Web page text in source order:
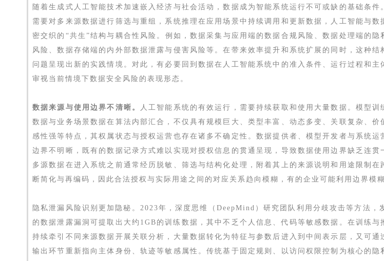
随着生成式人工智能技术加速嵌入经济与社会活动，数据成为智能系统运行不可或缺的基础条件
需要对多来源数据进行筛选与重组，系统推理在应用场景中持续调用和更新数据，人工智能与数
密交织的“共生”结构与耦合性风险。例如，数据采集与应用端的数据合规风险、数据处理端的隐
风险、数据存储端的内外部数据泄露与侵害风险等。在带来效率提升和系统扩展的同时，这种结
问题呈现出新的实践情境。对此，有必要回到数据在人工智能系统中的准入条件、运行过程和主
审视当前情境下数据安全风险的表现形态。
数据来源与使用边界不清晰。
人工智能系统的有效运行，需要持续获取和使用大量数据。模型训
数据与业务场景数据在算法内部汇合，不仅具有规模巨大、类型丰富、动态多变、关联复杂、价
感性强等特点，其权属状态与授权运营也存在诸多不确定性。数据提供者、模型开发者与系统运
边界不明晰，既有的数据记录方式难以实现对授权信息的贯通呈现，导致数据使用边界缺乏连贯
多源数据在进入系统之前通常经历脱敏、筛选与结构化处理，附着其上的来源说明和用途限制在
断简化与再编码，因此合法授权与实际用途之间的对应关系趋向模糊，有的企业可能利用边界模
隐私泄漏风险识别更加隐秘。2023年，深度思维（DeepMind）研究团队利用分歧攻击等方法，
的数据泄露漏洞可提取出大约1GB的训练数据，其中不乏个人信息、代码等敏感数据。在训练与
持续牵引不同来源数据开展关联分析，大量数据转化为特征与参数后进入到中间表示层，又可通
输出环节重新指向主体身份、轨迹等敏感属性。传统基于固定规则、以访问权限控制为核心的隐